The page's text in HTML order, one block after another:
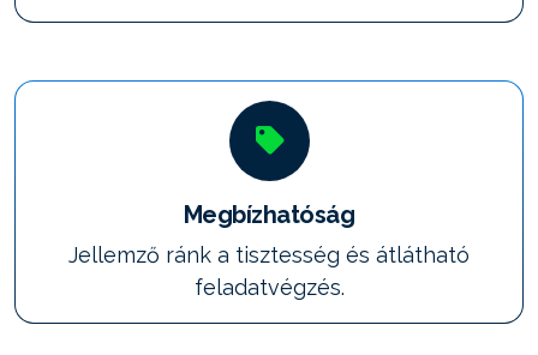
Megbízhatóság
Jellemző ránk a tisztesség és átlátható
feladatvégzés.